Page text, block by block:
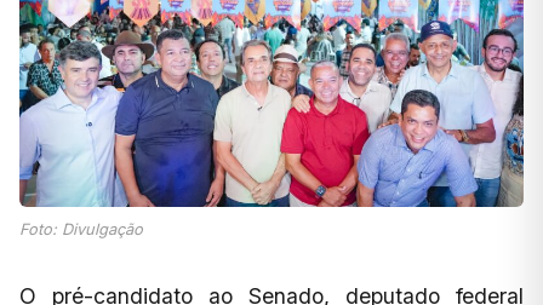
Foto: Divulgação
O pré-candidato ao Senado, deputado federal